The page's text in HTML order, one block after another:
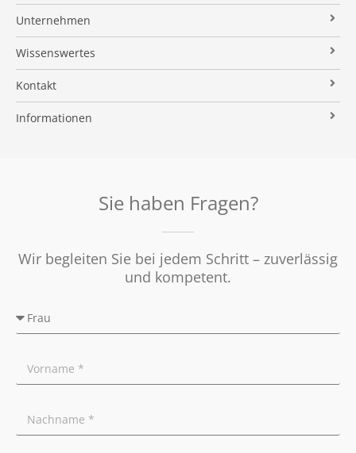
Referenzobjekte
Makleralleinauftrag
Wertermittlung
Verkaufsvorbereitung
Vermarktung
Tipps für Privatverkäufer
Immobilienangebote
Finanzierung
Suchauftrag
Unternehmen
Über uns
Kundenstimmen
Stielke-Facts
Kooperationspartner
Wissenswertes
Immobilien News
Immobilien ABC
Kontakt
Impressum
Informationen
Sie haben Fragen?
Wir begleiten Sie bei jedem Schritt – zuverlässig
und kompetent.